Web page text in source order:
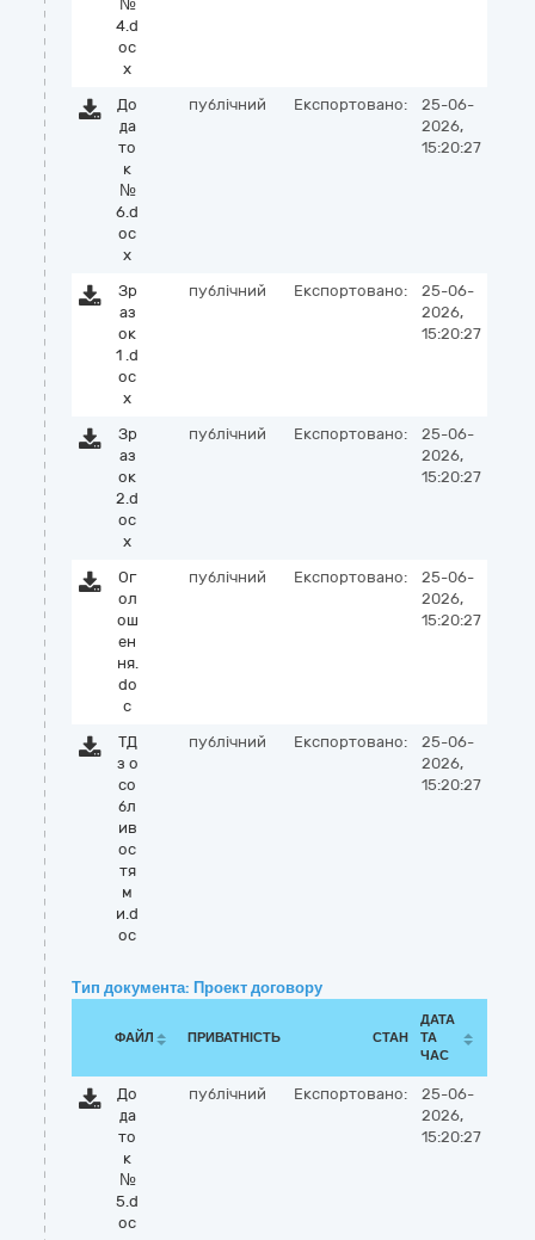
№
4.d
oc
x
До
да
то
к
№
6.d
oc
x
публічний Експортовано:
25-06-
2026,
15:20:27
Зр
аз
ок
1 .d
oc
x
публічний Експортовано:
25-06-
2026,
15:20:27
Зр
аз
ок
2.d
oc
x
публічний Експортовано:
25-06-
2026,
15:20:27
Ог
ол
ош
ен
ня.
do
c
публічний Експортовано:
25-06-
2026,
15:20:27
ТД
з о
со
бл
ив
ос
тя
м
и.d
oc
публічний Експортовано:
25-06-
2026,
15:20:27
Тип документа: Проект договору
ФАЙЛ ПРИВАТНІСТЬ СТАН
ДАТА
ТА
ЧАС
До
да
то
к
№
5.d
oc
публічний Експортовано:
25-06-
2026,
15:20:27